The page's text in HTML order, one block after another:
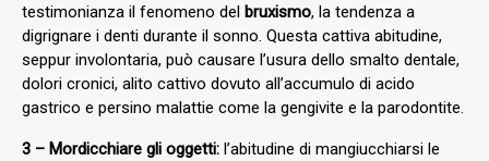
testimonianza il fenomeno del bruxismo, la tendenza a
digrignare i denti durante il sonno. Questa cattiva abitudine,
seppur involontaria, può causare l’usura dello smalto dentale,
dolori cronici, alito cattivo dovuto all’accumulo di acido
gastrico e persino malattie come la gengivite e la parodontite.
3 – Mordicchiare gli oggetti: l’abitudine di mangiucchiarsi le